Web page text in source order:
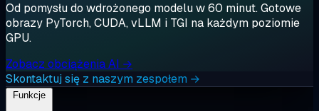
Od pomysłu do wdrożonego modelu w 60 minut. Gotowe
obrazy PyTorch, CUDA, vLLM i TGI na każdym poziomie
GPU.
Zobacz obciążenia AI →
Skontaktuj się z naszym zespołem →